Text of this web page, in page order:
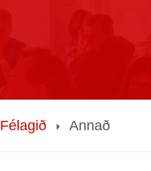
Félagið Annað